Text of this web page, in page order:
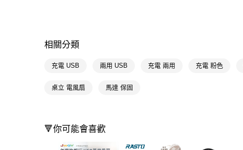
相關分類
充電 USB 兩用 USB 充電 兩用 充電 粉色
桌立 電風扇 馬達 保固
🔻你可能會喜歡